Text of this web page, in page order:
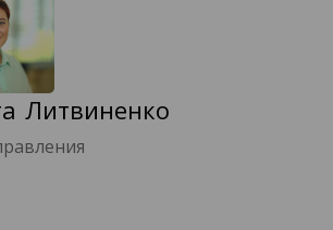
Литвиненко